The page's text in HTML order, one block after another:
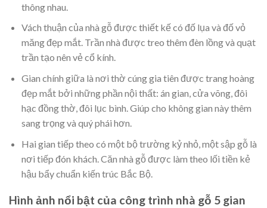
thông nhau.
Vách thuận của nhà gỗ được thiết kế có đố lụa và đố vỏ
măng đẹp mắt. Trần nhà được treo thêm đèn lồng và quạt
trần tạo nên vẻ cổ kính.
Gian chính giữa là nơi thờ cúng gia tiên được trang hoàng
đẹp mắt bởi những phần nội thất: án gian, cửa võng, đôi
hạc đồng thờ, đôi lục bình. Giúp cho không gian này thêm
sang trọng và quý phái hơn.
Hai gian tiếp theo có một bộ trường kỷ nhỏ, một sập gỗ là
nơi tiếp đón khách. Căn nhà gỗ được làm theo lối tiền kẻ
hậu bẩy chuẩn kiến trúc Bắc Bộ.
Hình ảnh nổi bật của công trình nhà gỗ 5 gian